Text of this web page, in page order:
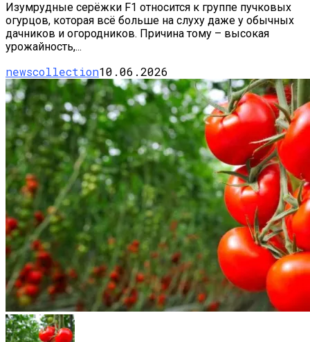
Изумрудные серёжки F1 относится к группе пучковых
огурцов, которая всё больше на слуху даже у обычных
дачников и огородников. Причина тому – высокая
урожайность,...
newscollection10.06.2026